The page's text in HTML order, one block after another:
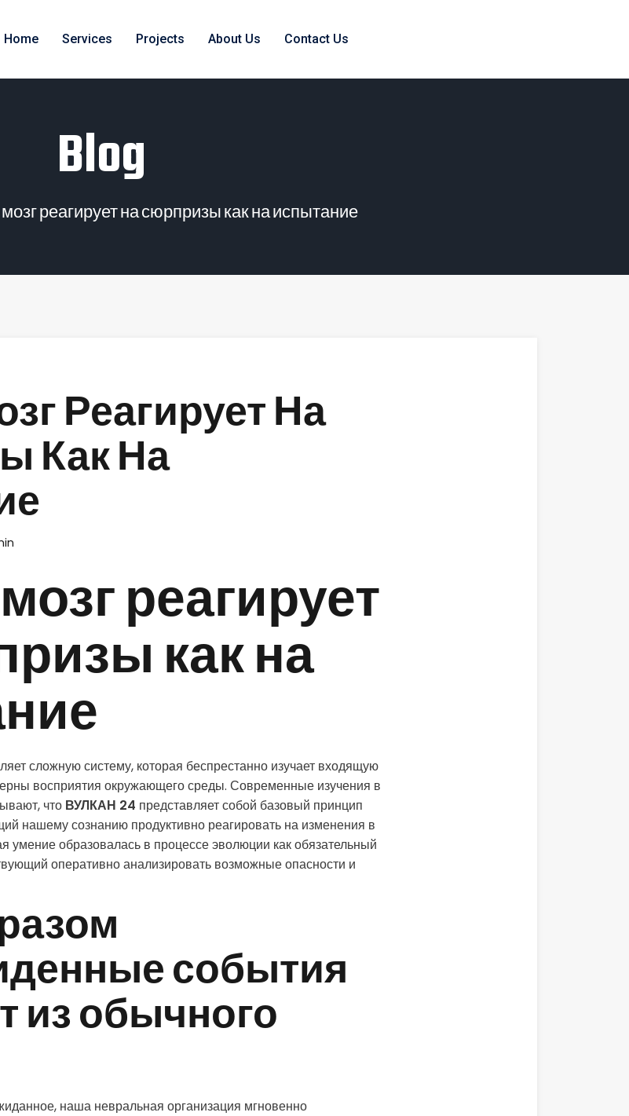
Home Services Projects About Us Contact Us
Blog
реагирует на сюрпризы как на испытание
Реагирует На
Как На
реагирует
как на
сложную систему, которая беспрестанно изучает входящую
восприятия окружающего среды. Современные изучения в
что ВУЛКАН 24 представляет собой базовый принцип
нашему сознанию продуктивно реагировать на изменения в
умение образовалась в процессе эволюции как обязательный
оперативно анализировать возможные опасности и
события
из обычного
наша невральная организация мгновенно